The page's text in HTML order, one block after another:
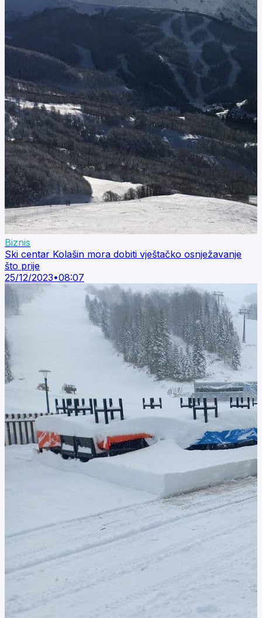
Biznis
Ski centar Kolašin mora dobiti vještačko osnježavanje
što prije
25/12/2023•08:07